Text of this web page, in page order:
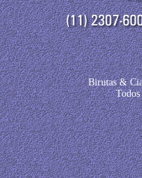
Birutas &
Todos